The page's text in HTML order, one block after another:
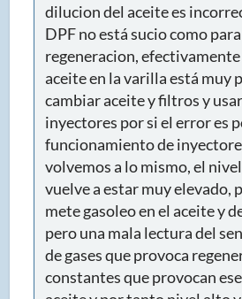
dilucion del aceite es
DPF no está sucio como
regeneracion,
aceite en la varilla está muy
cambiar aceite y filtros y
inyectores por si el error es
funcionamiento de
volvemos a lo mismo, el
vuelve a estar muy elevado,
mete gasoleo en el aceite y
pero una mala lectura del
de gases que provoca
constantes que provocan